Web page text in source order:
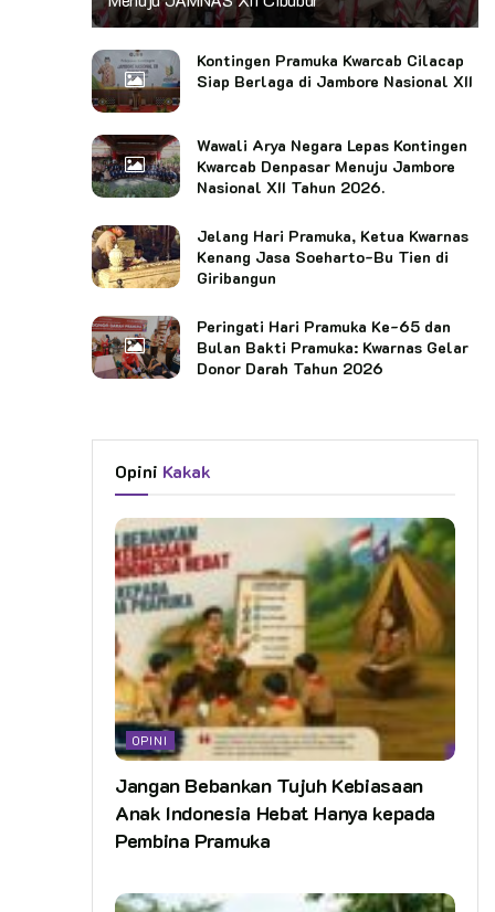
Kontingen Pramuka Kwarcab Cilacap
Siap Berlaga di Jambore Nasional XII
Wawali Arya Negara Lepas Kontingen
Kwarcab Denpasar Menuju Jambore
Nasional XII Tahun 2026.
Jelang Hari Pramuka, Ketua Kwarnas
Kenang Jasa Soeharto-Bu Tien di
Giribangun
Peringati Hari Pramuka Ke-65 dan
Bulan Bakti Pramuka: Kwarnas Gelar
Donor Darah Tahun 2026
Opini Kakak
OPINI
Jangan Bebankan Tujuh Kebiasaan
Anak Indonesia Hebat Hanya kepada
Pembina Pramuka